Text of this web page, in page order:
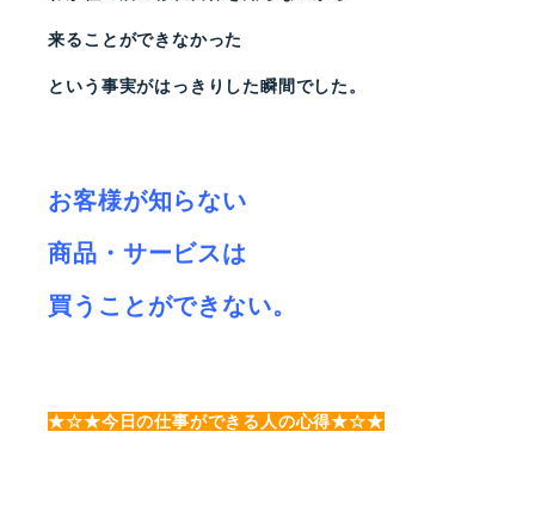
来ることができなかった
という事実がはっきりした瞬間でした。
お客様が知らない
商品・サービスは
買うことができない。
★☆★今日の仕事ができる人の心得★☆★